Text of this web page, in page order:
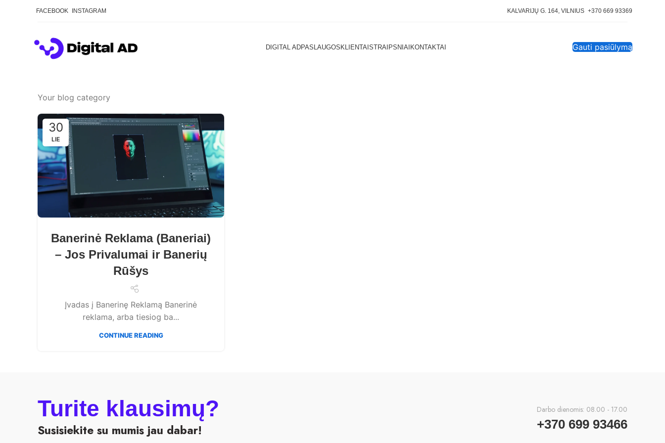
FACEBOOK INSTAGRAM KALVARIJŲ G. 164, VILNIUS +370 669 93369
DIGITAL ADPASLAUGOSKLIENTAISTRAIPSNIAIKONTAKTAI Gauti pasiūlymą
Your blog category
30
LIE
Banerinė Reklama (Baneriai)
– Jos Privalumai ir Banerių
Rūšys
Įvadas į Banerinę Reklamą Banerinė
reklama, arba tiesiog ba...
CONTINUE READING
Turite klausimų?
Susisiekite su mumis jau dabar!
Darbo dienomis: 08.00 - 17.00
+370 699 93466